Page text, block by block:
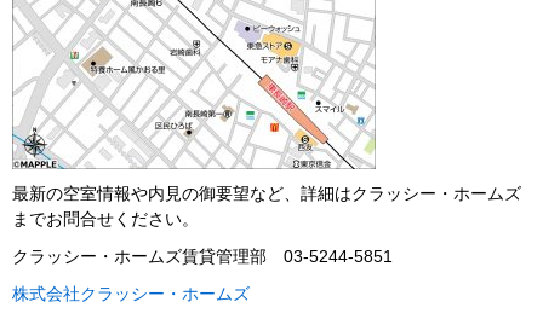
最新の空室情報や内見の御要望など、詳細はクラッシー・ホームズ
までお問合せください。
クラッシー・ホームズ賃貸管理部 03-5244-5851
株式会社クラッシー・ホームズ